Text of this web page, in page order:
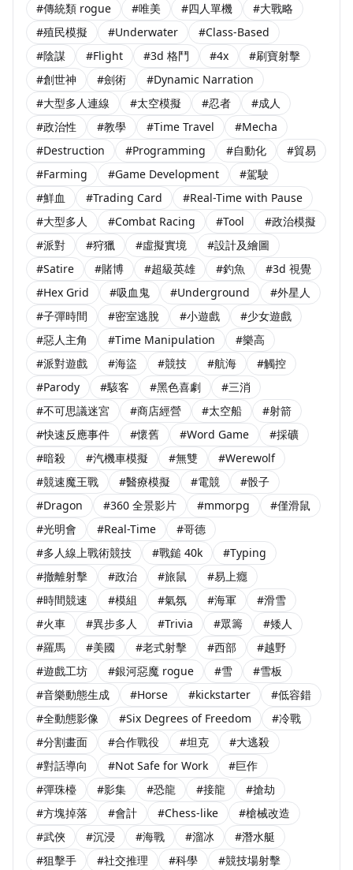
#傳統類 rogue
#唯美 #四人單機
#大戰略
#殖民模擬
#Underwater
#Class-Based
#陰謀
#Flight #3d 格鬥 #4x
#刷寶射擊
#創世神
#劍術
#Dynamic Narration
#大型多人連線
#太空模擬 #忍者
#成人
#政治性
#教學 #Time Travel
#Mecha
#Destruction
#Programming #自動化
#貿易
#Farming
#Game Development
#駕駛
#鮮血
#Trading Card
#Real-Time with Pause
#大型多人
#Combat Racing #Tool
#政治模擬
#派對
#狩獵 #虛擬實境
#設計及繪圖
#Satire
#賭博 #超級英雄 #釣魚
#3d 視覺
#Hex Grid
#吸血鬼 #Underground
#外星人
#子彈時間
#密室逃脫 #小遊戲
#少女遊戲
#惡人主角
#Time Manipulation
#樂高
#派對遊戲
#海盜 #競技 #航海
#觸控
#Parody
#駭客 #黑色喜劇
#三消
#不可思議迷宮
#商店經營 #太空船
#射箭
#快速反應事件
#懷舊 #Word Game
#採礦
#暗殺
#汽機車模擬 #無雙
#Werewolf
#競速魔王戰
#醫療模擬 #電競
#骰子
#Dragon
#360 全景影片 #mmorpg
#僅滑鼠
#光明會
#Real-Time
#哥德
#多人線上戰術競技
#戰鎚 40k
#Typing
#撤離射擊
#政治 #旅鼠
#易上癮
#時間競速
#模組 #氣氛 #海軍
#滑雪
#火車
#異步多人 #Trivia #眾籌
#矮人
#羅馬
#美國 #老式射擊 #西部
#越野
#遊戲工坊
#銀河惡魔 rogue #雪
#雪板
#音樂動態生成
#Horse #kickstarter
#低容錯
#全動態影像
#Six Degrees of Freedom
#冷戰
#分割畫面
#合作戰役 #坦克
#大逃殺
#對話導向
#Not Safe for Work
#巨作
#彈珠檯
#影集 #恐龍 #接龍
#搶劫
#方塊掉落
#會計 #Chess-like
#槍械改造
#武俠
#沉浸 #海戰 #溜冰
#潛水艇
#狙擊手
#社交推理 #科學
#競技場射擊